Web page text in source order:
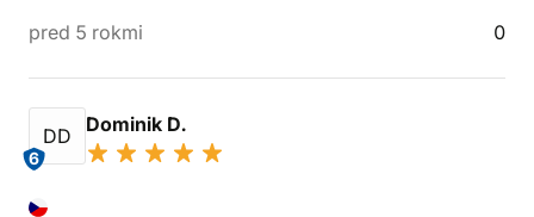
pred 5 rokmi 0
DD
6
Dominik D.